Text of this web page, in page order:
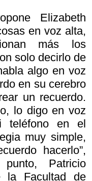
Elizabeth
en voz alta,
más los
solo decirlo de
algo en voz
en su cerebro
un recuerdo.
lo digo en voz
teléfono en el
muy simple,
hacerlo”,
Patricio
la Facultad de